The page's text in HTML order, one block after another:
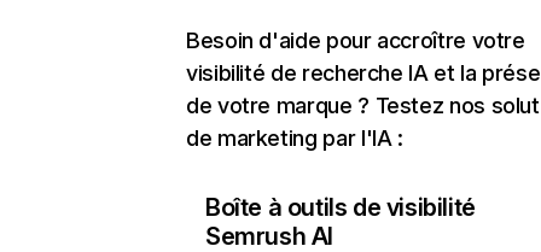
Besoin d'aide pour accroître votre
visibilité de recherche IA et la
de votre marque ? Testez nos
de marketing par l'IA :
Boîte à outils de visibilité
Semrush AI